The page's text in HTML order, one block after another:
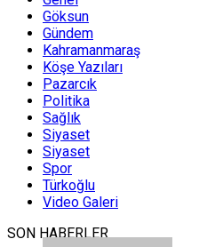
Göksun
Gündem
Kahramanmaraş
Köşe Yazıları
Pazarcık
Politika
Sağlık
Siyaset
Siyaset
Spor
Türkoğlu
Video Galeri
SON HABERLER